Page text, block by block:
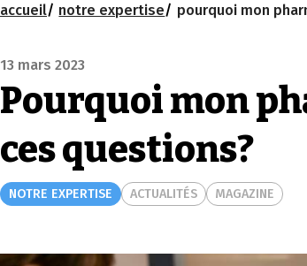
accueil notre expertise pourquoi mon pharmacien me
13 mars 2023
Pourquoi mon
ces questions?
NOTRE EXPERTISE ACTUALITÉS MAGAZINE